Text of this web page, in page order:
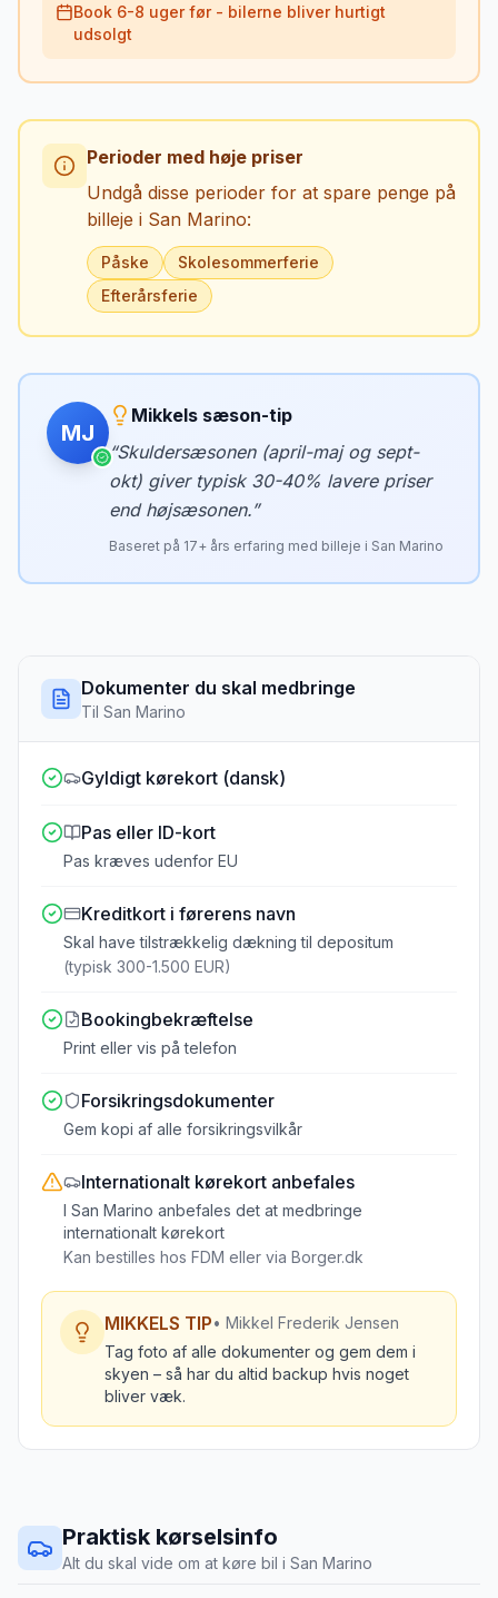
Book 6-8 uger før - bilerne bliver hurtigt
udsolgt
Perioder med høje priser
Undgå disse perioder for at spare penge på
billeje i San Marino:
Påske
Skolesommerferie
Efterårsferie
MJ
Mikkels sæson-tip
“Skuldersæsonen (april-maj og sept-
okt) giver typisk 30-40% lavere priser
end højsæsonen.”
Baseret på 17+ års erfaring med billeje i San Marino
Dokumenter du skal medbringe
Til San Marino
Gyldigt kørekort (dansk)
Pas eller ID-kort
Pas kræves udenfor EU
Kreditkort i førerens navn
Skal have tilstrækkelig dækning til depositum
(typisk 300-1.500 EUR)
Bookingbekræftelse
Print eller vis på telefon
Forsikringsdokumenter
Gem kopi af alle forsikringsvilkår
Internationalt kørekort anbefales
I San Marino anbefales det at medbringe
internationalt kørekort
Kan bestilles hos FDM eller via Borger.dk
MIKKELS TIP• Mikkel Frederik Jensen
Tag foto af alle dokumenter og gem dem i
skyen – så har du altid backup hvis noget
bliver væk.
Praktisk kørselsinfo
Alt du skal vide om at køre bil i San Marino